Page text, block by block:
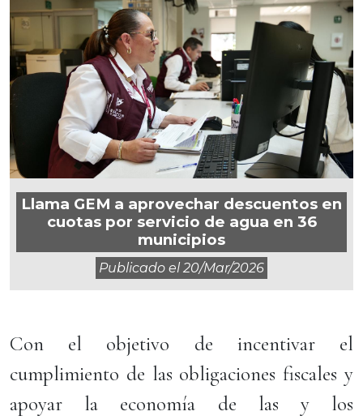
Llama GEM a aprovechar descuentos en
cuotas por servicio de agua en 36
municipios
Publicado el20/mar/2026
Con el objetivo de incentivar el
cumplimiento de las obligaciones fiscales y
apoyar la economía de las y los